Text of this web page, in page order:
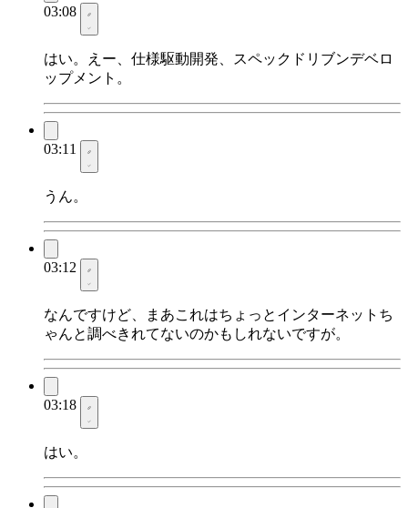
03:08
はい。えー、仕様駆動開発、スペックドリブンデベロ
ップメント。
03:11
うん。
03:12
なんですけど、まあこれはちょっとインターネットち
ゃんと調べきれてないのかもしれないですが。
03:18
はい。